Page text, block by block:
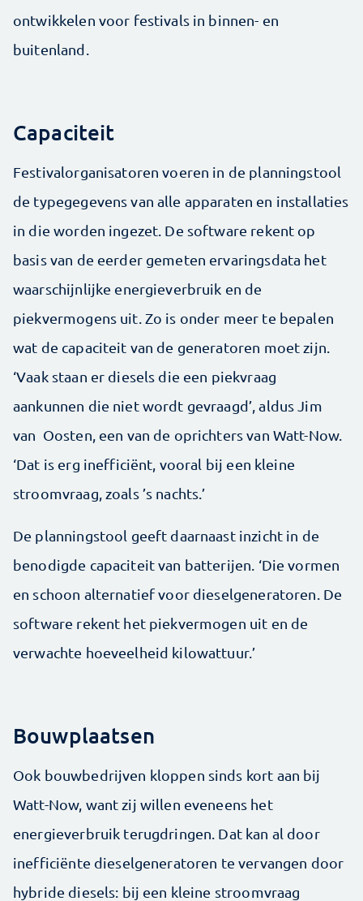
ontwikkelen voor festivals in binnen- en
buitenland.
Capaciteit
Festivalorganisatoren voeren in de planningstool
de typegegevens van alle apparaten en installaties
in die worden ingezet. De software rekent op
basis van de eerder gemeten ervaringsdata het
waarschijnlijke energieverbruik en de
piekvermogens uit. Zo is onder meer te bepalen
wat de capaciteit van de generatoren moet zijn.
‘Vaak staan er diesels die een piekvraag
aankunnen die niet wordt gevraagd’, aldus Jim
van Oosten, een van de oprichters van Watt-Now.
‘Dat is erg inefficiënt, vooral bij een kleine
stroomvraag, zoals ’s nachts.’
De planningstool geeft daarnaast inzicht in de
benodigde capaciteit van batterijen. ‘Die vormen
en schoon alternatief voor dieselgeneratoren. De
software rekent het piekvermogen uit en de
verwachte hoeveelheid kilowattuur.’
Bouwplaatsen
Ook bouwbedrijven kloppen sinds kort aan bij
Watt-Now, want zij willen eveneens het
energieverbruik terugdringen. Dat kan al door
inefficiënte dieselgeneratoren te vervangen door
hybride diesels: bij een kleine stroomvraag